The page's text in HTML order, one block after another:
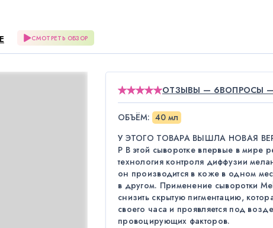
СМОТРЕТЬ ОБЗОР
ОТЗЫВЫ — 6ВОПРОСЫ
ОБЪЁМ: 40 мл
У ЭТОГО ТОВАРА ВЫШЛА НОВАЯ
P В этой сыворотке впервые в мире
технология контроля диффузии
он производится в коже в одном
в другом. Применение сыворотки
снизить скрытую пигментацию,
своего часа и проявляется под
провоцирующих факторов.